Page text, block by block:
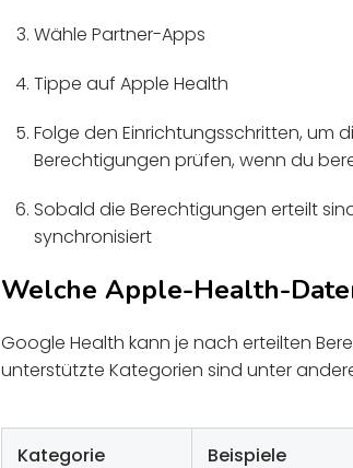
Wähle Partner-Apps
Tippe auf Apple Health
Folge den Einrichtungsschritten, um
Berechtigungen prüfen, wenn du
Sobald die Berechtigungen erteilt
synchronisiert
Welche Apple-Health-
Google Health kann je nach erteilten
unterstützte Kategorien sind unter
Kategorie Beispiele